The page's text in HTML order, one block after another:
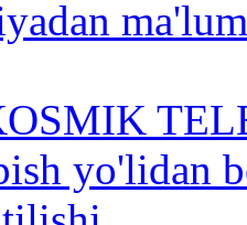
yo'lidan